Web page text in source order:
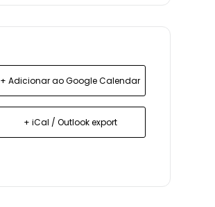
+ Adicionar ao Google Calendar
+ iCal / Outlook export